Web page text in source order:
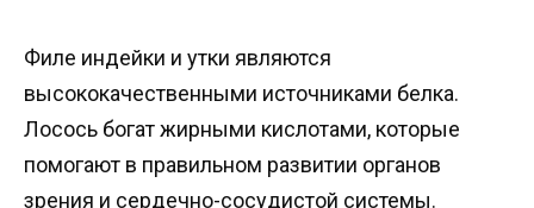
Филе индейки и утки являются
высококачественными источниками белка.
Лосось богат жирными кислотами, которые
помогают в правильном развитии органов
зрения и сердечно-сосудистой системы.